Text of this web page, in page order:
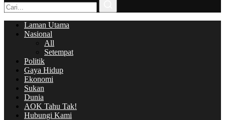
Laman Utama
Nasional
All
Setempat
Politik
Gaya Hidup
Ekonomi
Sukan
Dunia
AOK Tahu Tak!
Hubungi Kami